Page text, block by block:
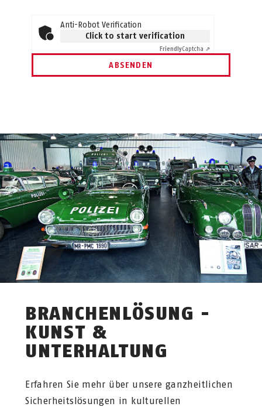
Anti-Robot Verification
Click to start verification
FriendlyCaptcha ⇗
ABSENDEN
BRANCHENLÖSUNG -
KUNST &
UNTERHALTUNG
Erfahren Sie mehr über unsere ganzheitlichen
Sicherheitslösungen in kulturellen